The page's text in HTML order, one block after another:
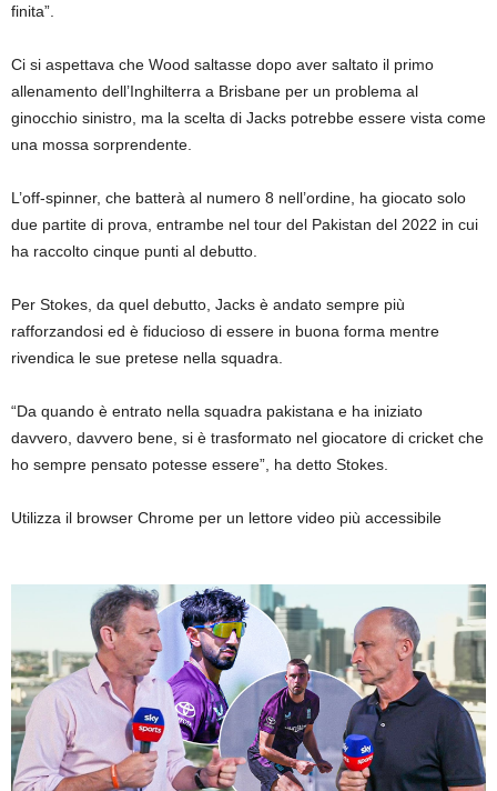
finita”.
Ci si aspettava che Wood saltasse dopo aver saltato il primo
allenamento dell’Inghilterra a Brisbane per un problema al
ginocchio sinistro, ma la scelta di Jacks potrebbe essere vista come
una mossa sorprendente.
L’off-spinner, che batterà al numero 8 nell’ordine, ha giocato solo
due partite di prova, entrambe nel tour del Pakistan del 2022 in cui
ha raccolto cinque punti al debutto.
Per Stokes, da quel debutto, Jacks è andato sempre più
rafforzandosi ed è fiducioso di essere in buona forma mentre
rivendica le sue pretese nella squadra.
“Da quando è entrato nella squadra pakistana e ha iniziato
davvero, davvero bene, si è trasformato nel giocatore di cricket che
ho sempre pensato potesse essere”, ha detto Stokes.
Utilizza il browser Chrome per un lettore video più accessibile